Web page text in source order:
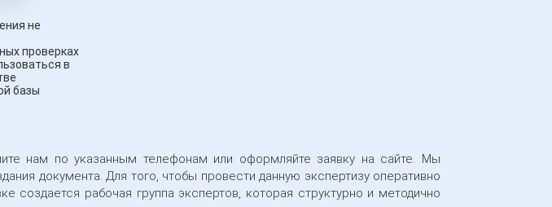
не
проверках
в
базы
нам по указанным телефонам или оформляйте заявку на сайте. Мы
документа. Для того, чтобы провести данную экспертизу оперативно
рабочая группа экспертов, которая структурно и методично